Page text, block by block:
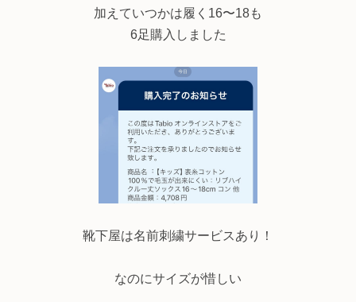
加えていつかは履く16〜18も
6足購入しました
靴下屋は名前刺繍サービスあり！
なのにサイズが惜しい